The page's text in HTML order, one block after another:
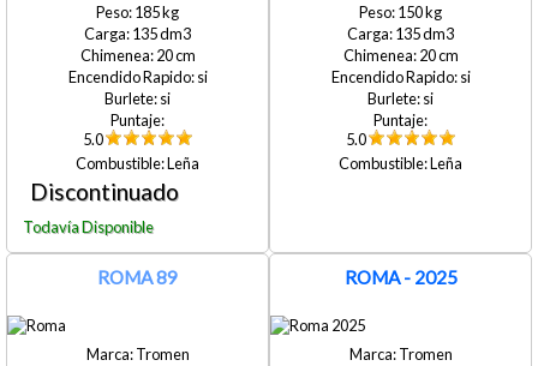
185
135
20
si
si
5.0
Leña
150
135
20
si
si
5.0
Leña
ROMA 89
Tromen
ROMA - 2025
Tromen